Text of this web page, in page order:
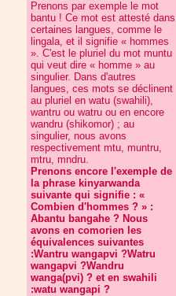
Prenons par exemple le mot
bantu ! Ce mot est attesté dans
certaines langues, comme le
lingala, et il signifie « hommes
». C'est le pluriel du mot muntu
qui veut dire « homme » au
singulier. Dans d'autres
langues, ces mots se déclinent
au pluriel en watu (swahili),
wantru ou watru ou en encore
wandru (shikomor) ; au
singulier, nous avons
respectivement mtu, muntru,
mtru, mndru.
Prenons encore l'exemple de
la phrase kinyarwanda
suivante qui signifie : «
Combien d'hommes ? » :
Abantu bangahe ? Nous
avons en comorien les
équivalences suivantes
:Wantru wangapvi ?Watru
wangapvi ?Wandru
wanga(pvi) ? et en swahili
:watu wangapi ?